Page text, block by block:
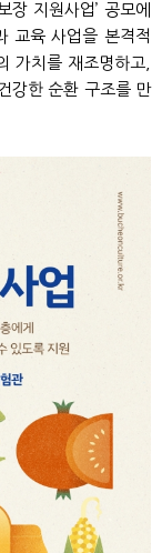
장 지원사업’ 공모에
교육 사업을 본격적
가치를 재조명하고,
강한 순환 구조를 만